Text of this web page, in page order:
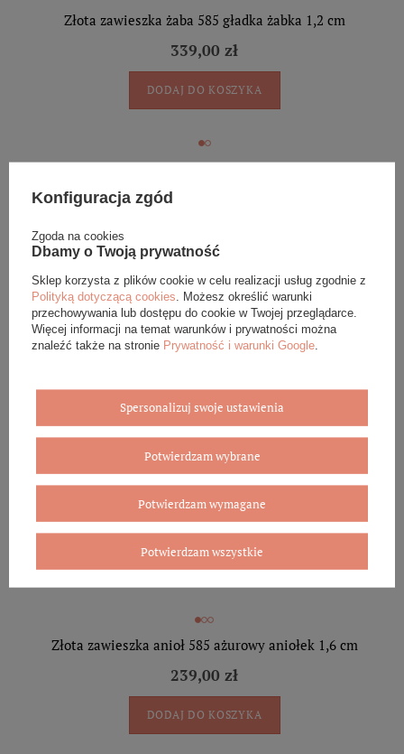
Złota zawieszka żaba 585 gładka żabka 1,2 cm
339,00 zł
DODAJ DO KOSZYKA
Złota zawieszka ażurowa jeż 585 jeżyk 1,5 cm
339,00 zł
Złota zawieszka anioł 585 gładki aniołek z krzyżykiem 1,8
cm
DODAJ DO KOSZYKA
Złota zawieszka anioł z brylantem 585 aniołek z krzyżykiem
diament 1,8 cm
479,00 zł
DODAJ DO KOSZYKA
Złota zawieszka anioł 585 ażurowy aniołek 1,6 cm
239,00 zł
DODAJ DO KOSZYKA
Konfiguracja zgód
Zgoda na cookies
Dbamy o Twoją prywatność
Sklep korzysta z plików cookie w celu realizacji usług zgodnie z
Polityką dotyczącą cookies . Możesz określić warunki
przechowywania lub dostępu do cookie w Twojej przeglądarce.
Więcej informacji na temat warunków i prywatności można
znaleźć także na stronie Prywatność i warunki Google
Spersonalizuj swoje ustawienia
Potwierdzam wybrane
Potwierdzam wymagane
Potwierdzam wszystkie